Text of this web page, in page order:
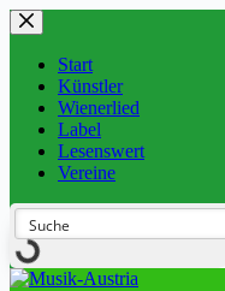
Start
Künstler
Wienerlied
Label
Lesenswert
Vereine